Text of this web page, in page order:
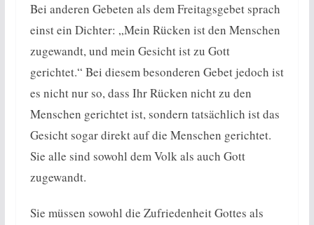
Bei anderen Gebeten als dem Freitagsgebet sprach
einst ein Dichter: „Mein Rücken ist den Menschen
zugewandt, und mein Gesicht ist zu Gott
gerichtet.“ Bei diesem besonderen Gebet jedoch ist
es nicht nur so, dass Ihr Rücken nicht zu den
Menschen gerichtet ist, sondern tatsächlich ist das
Gesicht sogar direkt auf die Menschen gerichtet.
Sie alle sind sowohl dem Volk als auch Gott
zugewandt.
Sie müssen sowohl die Zufriedenheit Gottes als